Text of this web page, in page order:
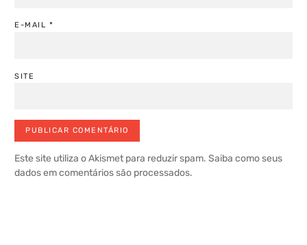
E-MAIL *
SITE
Este site utiliza o Akismet para reduzir spam. Saiba como seus
dados em comentários são processados.